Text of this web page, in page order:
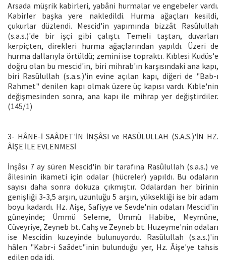
Arsada müşrik kabirleri, yabâni hurmalar ve engebeler vardı.
Kabirler başka yere nakledildi. Hurma ağaçları kesildi,
çukurlar düzlendi. Mescid'in yapımında bizzât Rasûlullah
(s.a.s.)'de bir işçi gibi çalıştı. Temeli taştan, duvarları
kerpiçten, direkleri hurma ağaçlarından yapıldı. Üzeri de
hurma dallarıyla örtüldü; zemini ise topraktı. Kıblesi Kudüs'e
doğru olan bu mescid'in, biri mihrab'ın karşısındaki ana kapı,
biri Rasûlullah (s.a.s.)'in evine açılan kapı, diğeri de "Bab-ı
Rahmet" denilen kapı olmak üzere üç kapısı vardı. Kıble'nin
değişmesinden sonra, ana kapı ile mihrap yer değiştirdiler.
(145/1)
3- HÂNE-İ SAÂDET'İN İNŞÂSI ve RASÛLÜLLAH (S.A.S.)'İN HZ.
ÂİŞE İLE EVLENMESİ
İnşâsı 7 ay süren Mescid'in bir tarafına Rasûlullah (s.a.s.) ve
âilesinin ikameti için odalar (hücreler) yapıldı. Bu odaların
sayısı daha sonra dokuza çıkmıştır. Odalardan her birinin
genişliği 3-3,5 arşın, uzunluğu 5 arşın, yüksekliği ise bir adam
boyu kadardı. Hz. Aişe, Safiyye ve Sevde'nin odaları Mescid'in
güneyinde; Ümmü Seleme, Ümmü Habibe, Meymûne,
Cüveyriye, Zeyneb bt. Cahş ve Zeyneb bt. Huzeyme'nin odaları
ise Mescidin kuzeyinde bulunuyordu. Rasûlullah (s.a.s.)'in
hâlen "Kabr-i Saâdet"inin bulunduğu yer, Hz. Âişe'ye tahsis
edilen oda idi.